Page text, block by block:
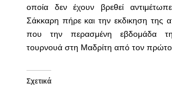
οποία δεν έχουν βρεθεί
Σάκκαρη πήρε και την εκδικηση της
που την περασμένη εβδομάδα
τουρνουά στη Μαδρίτη από τον πρώτο
Σχετικά